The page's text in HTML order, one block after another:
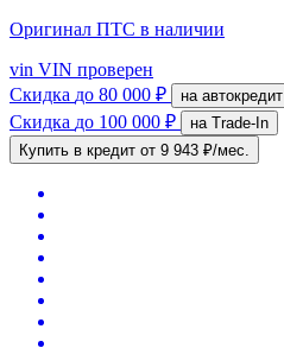
Оригинал ПТС в наличии
vin VIN проверен
Скидка до 80 000 ₽ на автокредит
Скидка до 100 000 ₽
на Trade-In
Купить в кредит от 9 943 ₽/мес.